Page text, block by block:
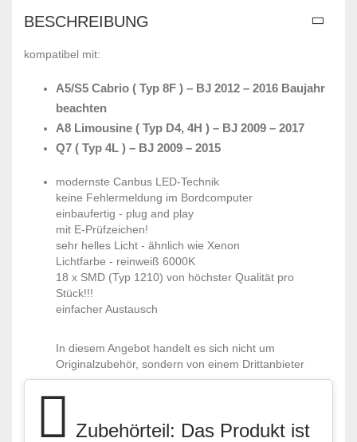
BESCHREIBUNG
kompatibel mit:
A5/S5 Cabrio ( Typ 8F ) – BJ 2012 – 2016 Baujahr
beachten
A8 Limousine ( Typ D4, 4H ) – BJ 2009 – 2017
Q7 ( Typ 4L ) – BJ 2009 – 2015
modernste Canbus LED-Technik
keine Fehlermeldung im Bordcomputer
einbaufertig - plug and play
mit E-Prüfzeichen!
sehr helles Licht - ähnlich wie Xenon
Lichtfarbe - reinweiß 6000K
18 x SMD (Typ 1210) von höchster Qualität pro
Stück!!!
einfacher Austausch
In diesem Angebot handelt es sich nicht um
Originalzubehör, sondern von einem Drittanbieter
Zubehörteil: Das Produkt ist